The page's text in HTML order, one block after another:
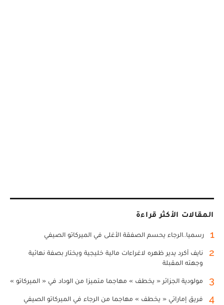
المقالات الأكثر قراءة
1 رسميا..الرجاء يحسم الصفقة الأغلى في الميركاتو الصيفي
2
نايف أكرد يدير ظهره لاغراءات مالية خليجية ويختار بصفة نهائية
وجهته المقبلة
3 مولودية الجزائر « يخطف » مهاجما متميزا من الوداد في « الميركاتو »
4 فريق إماراتي « يخطف » مهاجما من الرجاء في الميركاتو الصيفي